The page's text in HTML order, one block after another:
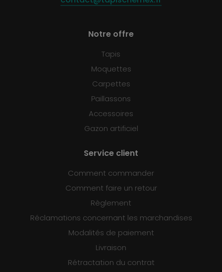
Notre offre
Tapis
Moquettes
Carpettes
Paillassons
Accessoires
Gazon artificiel
Service client
Comment commander
Comment faire un retour
Règlement
Réclamations concernant les marchandises
Modalités de paiement
Livraison
Rétractation du contrat